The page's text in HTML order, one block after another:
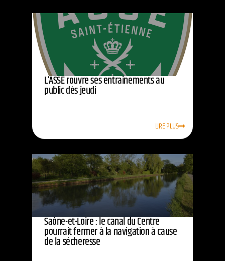
L’ASSE rouvre ses entraînements au
public dès jeudi
LIRE PLUS
Saône-et-Loire : le canal du Centre
pourrait fermer à la navigation à cause
de la sécheresse